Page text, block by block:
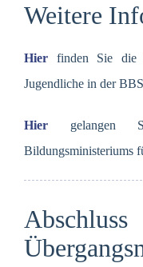
Weitere
Hier finden Sie die
Jugendliche in der
Hier gelangen
Bildungsministeriums